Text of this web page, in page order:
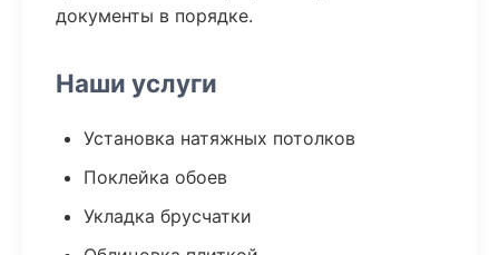
документы в порядке.
Наши услуги
Установка натяжных потолков
Поклейка обоев
Укладка брусчатки